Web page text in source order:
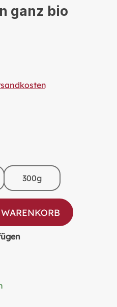
ganz bio
300g
den gewünschten